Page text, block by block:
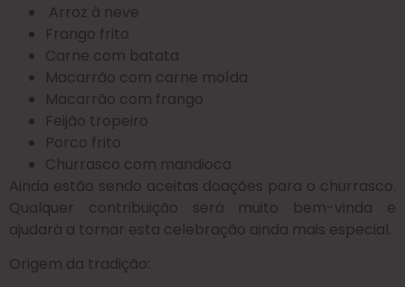
Arroz à neve
Frango frito
Carne com batata
Macarrão com carne moída
Macarrão com frango
Feijão tropeiro
Porco frito
Churrasco com mandioca
Ainda estão sendo aceitas doações para o churrasco.
Qualquer contribuição será muito bem-vinda e
ajudará a tornar esta celebração ainda mais especial.
Origem da tradição: